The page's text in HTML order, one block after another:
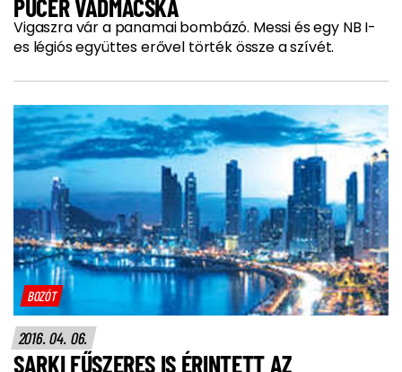
PUCÉR VADMACSKA
Vigaszra vár a panamai bombázó. Messi és egy NB I-
es légiós együttes erővel törték össze a szívét.
BOZÓT
2016. 04. 06.
SARKI FŰSZERES IS ÉRINTETT AZ